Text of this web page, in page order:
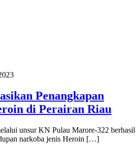
Penangkapan
di Perairan Riau
unsur KN Pulau Marore-322 berhasil
narkoba jenis Heroin […]